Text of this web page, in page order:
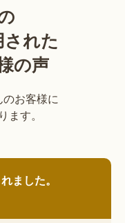
れた
の声
お客様に
ます。
ました。